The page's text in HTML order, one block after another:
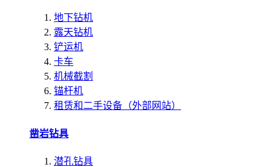
地下钻机
露天钻机
铲运机
卡车
机械截割
锚杆机
租赁和二手设备（外部网站）
凿岩钻具
潜孔钻具